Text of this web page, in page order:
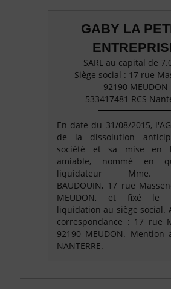
GABY LA
SARL au capital de
Siège social : 17 rue
92190 MEUDON
533417481 RCS
En date du 31/08/2015,
de la dissolution
société et sa mise en
amiable, nommé en
liquidateur Mme.
BAUDOUIN, 17 rue
MEUDON, et fixé le
liquidation au siège social.
correspondance : 17 rue
92190 MEUDON. Mention
NANTERRE.